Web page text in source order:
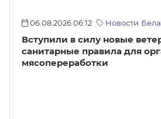
06.08.2026 06:12 Новости
Вступили в силу новые
санитарные правила для
мясопереработки